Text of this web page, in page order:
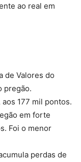
ao real em
de Valores do
pregão.
aos 177 mil pontos.
em forte
Foi o menor
perdas de